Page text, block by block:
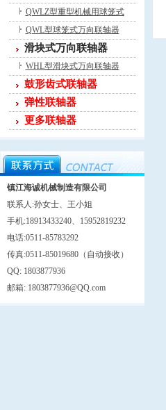
QWLZ型重型机械用球笼式
QWL型球笼式万向联轴器
滑块式万向联轴器
WHL型滑块式万向联轴器
鼓形齿式联轴器
弹性联轴器
更多联轴器
镇江海诚机械制造有限公司
联系人:孙女士、王小姐
手机:18913433240、15952819232
电话:0511-85783292
传真:0511-85019680（自动接收）
QQ: 1803877936
邮箱: 1803877936@QQ.com